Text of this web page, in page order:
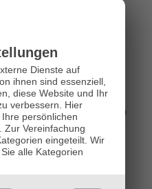
Dienste auf
ihnen sind essenziell,
diese Website und Ihr
verbessern. Hier
persönlichen
Zur Vereinfachung
eingeteilt. Wir
alle Kategorien
mit